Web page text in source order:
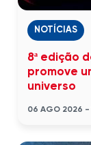
NOTÍCIAS
8ª edição
promove
universo
06 AGO 2026 -